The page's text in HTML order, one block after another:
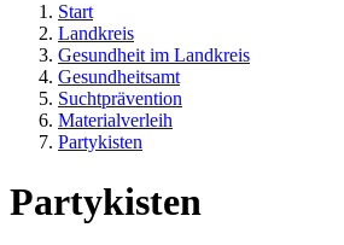
Start
Landkreis
Gesundheit im Landkreis
Gesundheitsamt
Suchtprävention
Materialverleih
Partykisten
Partykisten